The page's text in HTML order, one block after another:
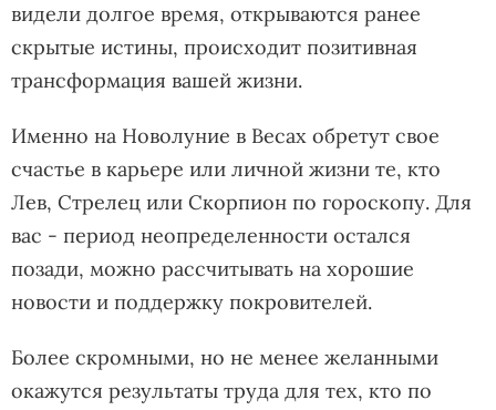
видели долгое время, открываются ранее
скрытые истины, происходит позитивная
трансформация вашей жизни.
Именно на Новолуние в Весах обретут свое
счастье в карьере или личной жизни те, кто
Лев, Стрелец или Скорпион по гороскопу. Для
вас - период неопределенности остался
позади, можно рассчитывать на хорошие
новости и поддержку покровителей.
Более скромными, но не менее желанными
окажутся результаты труда для тех, кто по